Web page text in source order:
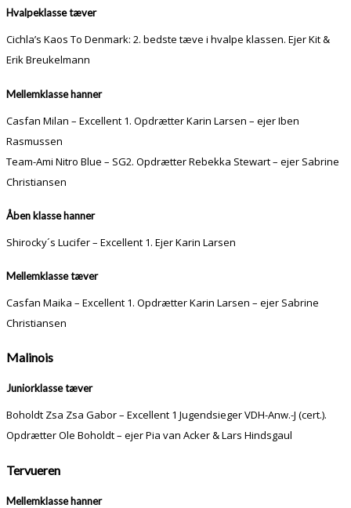
Hvalpeklasse tæver
Cichla’s Kaos To Denmark: 2. bedste tæve i hvalpe klassen. Ejer Kit &
Erik Breukelmann
Mellemklasse hanner
Casfan Milan – Excellent 1. Opdrætter Karin Larsen – ejer Iben
Rasmussen
Team-Ami Nitro Blue – SG2. Opdrætter Rebekka Stewart – ejer Sabrine
Christiansen
Åben klasse hanner
Shirocky´s Lucifer – Excellent 1. Ejer Karin Larsen
Mellemklasse tæver
Casfan Maika – Excellent 1. Opdrætter Karin Larsen – ejer Sabrine
Christiansen
Malinois
Juniorklasse tæver
Boholdt Zsa Zsa Gabor – Excellent 1 Jugendsieger VDH-Anw.-J (cert.).
Opdrætter Ole Boholdt – ejer Pia van Acker & Lars Hindsgaul
Tervueren
Mellemklasse hanner